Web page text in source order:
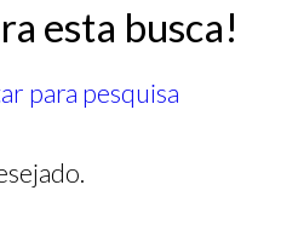
esta busca!
para pesquisa